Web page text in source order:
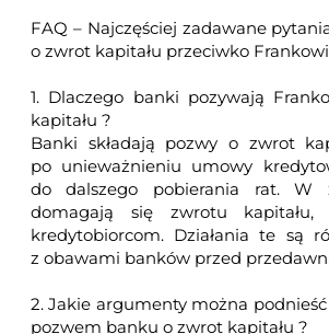
FAQ – Najczęściej zadawane
o zwrot kapitału przeciwko
1. Dlaczego banki pozywają
kapitału ?
Banki składają pozwy o zwrot
po unieważnieniu umowy
do dalszego pobierania rat. W
domagają się zwrotu kapitału,
kredytobiorcom. Działania te są
z obawami banków przed
2. Jakie argumenty można
pozwem banku o zwrot kapitału ?